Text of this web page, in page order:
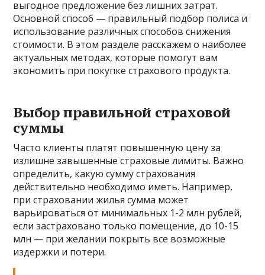
выгодное предложение без лишних затрат.
Основной способ — правильный подбор полиса и
использование различных способов снижения
стоимости. В этом разделе расскажем о наиболее
актуальных методах, которые помогут вам
экономить при покупке страхового продукта.
Выбор правильной страховой
суммы
Часто клиенты платят повышенную цену за
излишне завышенные страховые лимиты. Важно
определить, какую сумму страхования
действительно необходимо иметь. Например,
при страховании жилья сумма может
варьироваться от минимальных 1-2 млн рублей,
если застраховано только помещение, до 10-15
млн — при желании покрыть все возможные
издержки и потери.